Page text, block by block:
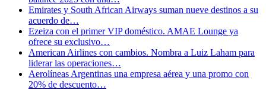
Emirates y South African Airways suman nueve destinos a su
acuerdo de…
Ezeiza con el primer VIP doméstico. AMAE Lounge ya
ofrece su exclusivo…
American Airlines con cambios. Nombra a Luiz Laham para
liderar las operaciones…
Aerolíneas Argentinas una empresa aérea y una promo con
20% de descuento…